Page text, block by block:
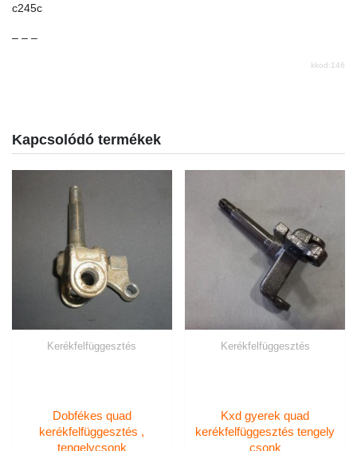
c245c
– – –
kkod:146
Kapcsolódó termékek
Kerékfelfüggesztés
Dobfékes quad
kerékfelfüggesztés ,
tengelycsonk
Kerékfelfüggesztés
Kxd gyerek quad
kerékfelfüggesztés tengely
csonk